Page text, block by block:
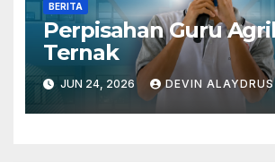
BERITA
Perpisahan Guru
Ternak
JUN 24, 2026 DEVIN ALAYDRUS